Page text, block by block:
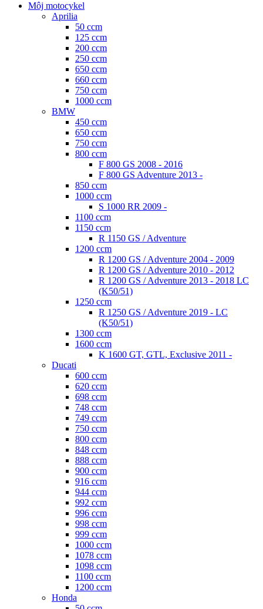
Môj motocykel
Aprilia
50 ccm
125 ccm
200 ccm
250 ccm
650 ccm
660 ccm
750 ccm
1000 ccm
BMW
450 ccm
650 ccm
750 ccm
800 ccm
F 800 GS 2008 - 2016
F 800 GS Adventure 2013 -
850 ccm
1000 ccm
S 1000 RR 2009 -
1100 ccm
1150 ccm
R 1150 GS / Adventure
1200 ccm
R 1200 GS / Adventure 2004 - 2009
R 1200 GS / Adventure 2010 - 2012
R 1200 GS / Adventure 2013 - 2018 LC
(K50/51)
1250 ccm
R 1250 GS / Adventure 2019 - LC
(K50/51)
1300 ccm
1600 ccm
K 1600 GT, GTL, Exclusive 2011 -
Ducati
600 ccm
620 ccm
698 ccm
748 ccm
749 ccm
750 ccm
800 ccm
848 ccm
888 ccm
900 ccm
916 ccm
944 ccm
992 ccm
996 ccm
998 ccm
999 ccm
1000 ccm
1078 ccm
1098 ccm
1100 ccm
1200 ccm
Honda